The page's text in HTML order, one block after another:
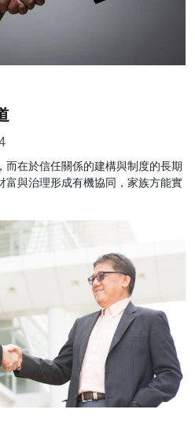
而在於信任關係的建構與制度的長期
富與治理形成有機協同，家族方能實